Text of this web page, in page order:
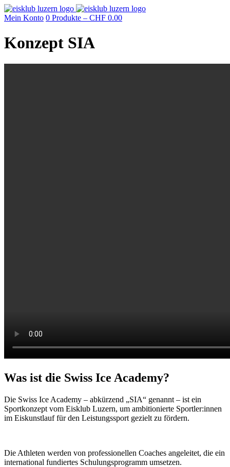
Mein Konto 0 Produkte – CHF 0.00
Konzept SIA
Was ist die Swiss Ice Academy?
Die Swiss Ice Academy – abkürzend „SIA“ genannt – ist ein
Sportkonzept vom Eisklub Luzern, um ambitionierte Sportler:innen
im Eiskunstlauf für den Leistungssport gezielt zu fördern.
Die Athleten werden von professionellen Coaches angeleitet, die ein
international fundiertes Schulungsprogramm umsetzen.